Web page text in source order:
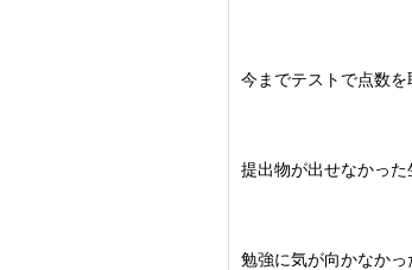
今までテストで点数
提出物が出せなかっ
勉強に気が向かなか